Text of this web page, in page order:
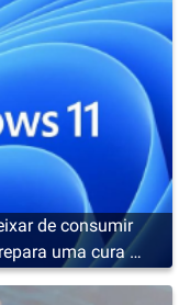
de consumir
uma cura de